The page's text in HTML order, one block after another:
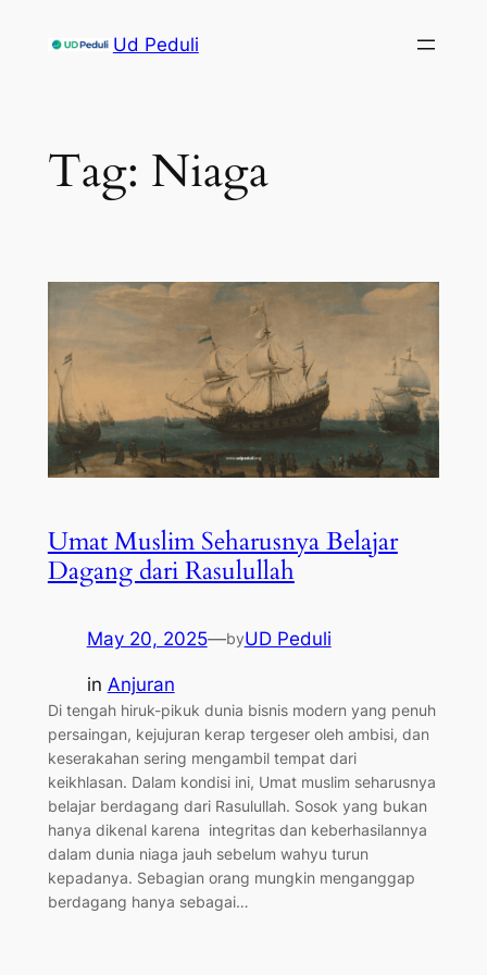
Ud Peduli
Tag: Niaga
Umat Muslim Seharusnya Belajar
Dagang dari Rasulullah
May 20, 2025—byUD Peduli
in Anjuran
Di tengah hiruk-pikuk dunia bisnis modern yang penuh
persaingan, kejujuran kerap tergeser oleh ambisi, dan
keserakahan sering mengambil tempat dari
keikhlasan. Dalam kondisi ini, Umat muslim seharusnya
belajar berdagang dari Rasulullah. Sosok yang bukan
hanya dikenal karena integritas dan keberhasilannya
dalam dunia niaga jauh sebelum wahyu turun
kepadanya. Sebagian orang mungkin menganggap
berdagang hanya sebagai…